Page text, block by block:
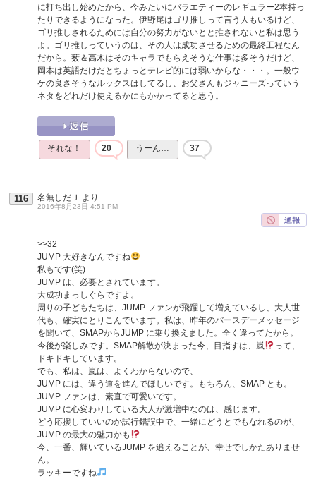
に打ち出し始めたから、今みたいにバラエティーのレギュラー2本持っ
たりできるようになった。伊野尾はゴリ推しって言う人もいるけど、
ゴリ推しされるためには自分の努力がないとと推されないと私は思う
よ。ゴリ推しっていうのは、その人は成功させるための最終工程なん
だから。薮＆高木はそのキャラでもらえそうな仕事は多そうだけど、
岡本は英語だけだとちょっとテレビ的には弱いからな・・・。一般ウ
ケの良さそうなルックスはしてるし、お父さんもジャニーズっていう
ネタをどれだけ使えるかにもかかってると思う。
それな！ 20 うーん… 37
116 名無しだＪ より
2016年8月23日 4:51 PM
>>32
JUMP 大好きなんですね
私もです(笑)
JUMP は、必要とされています。
大成功まっしぐらですよ。
周りの子どもたちは、JUMP ファンが飛躍して増えているし、大人世
代も、確実にとりこんでいます。私は、昨年のバースデーメッセージ
を聞いて、SMAPからJUMP に乗り換えました。全く違ってたから。
今後が楽しみです。SMAP解散が決まった今、目指すは、嵐
って、
ドキドキしています。
でも、私は、嵐は、よくわからないので、
JUMP には、違う道を進んでほしいです。もちろん、SMAP とも。
JUMP ファンは、素直で可愛いです。
JUMP に心変わりしている大人が激増中なのは、感じます。
どう応援していいのか試行錯誤中で、一緒にどうとでもなれるのが、
JUMP の最大の魅力かも
今、一番、輝いているJUMP を追えることが、幸せでしかたありませ
ん。
ラッキーですね